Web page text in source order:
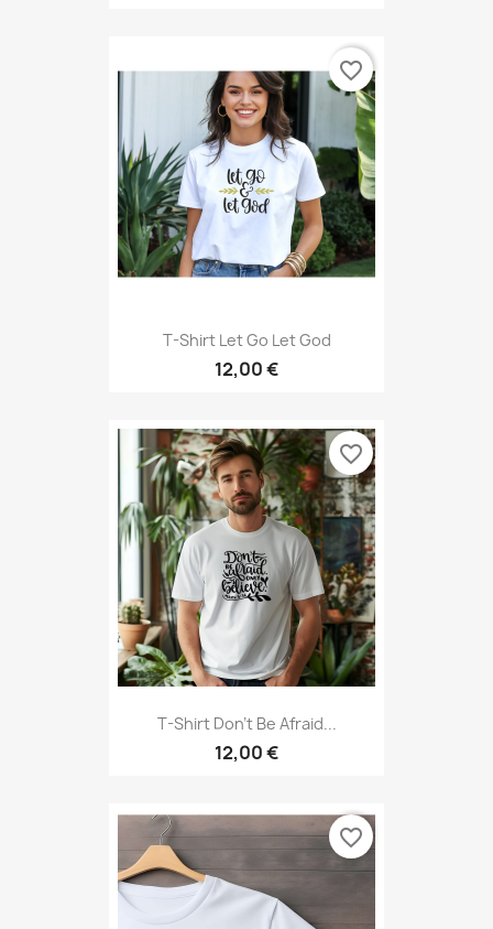
T-Shirt Let Go Let God
12,00 €
favorite_border
T-Shirt Don't Be Afraid...
12,00 €
favorite_border
favorite_border